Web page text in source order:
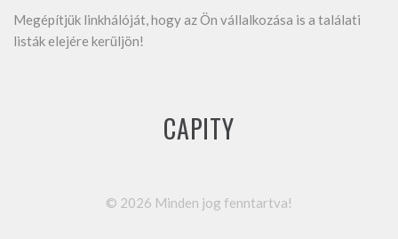
Megépítjük linkhálóját, hogy az Ön vállalkozása is a találati
listák elejére kerüljön!
CAPITY
© 2026 Minden jog fenntartva!